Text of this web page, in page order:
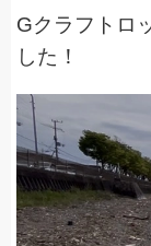
Gクラフトロ
した！